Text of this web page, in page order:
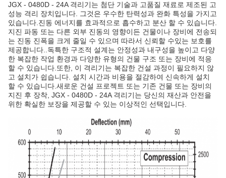
JGX - 0480D - 24A 격리기는 첨단 기술과 고품질 재료로 제조된 고
성능 격리 장치입니다. 그것은 우수한 탄력성과 완화 특성을 가지고
있습니다.진동 에너지를 효과적으로 흡수하고 분산 할 수 있습니다.
지진 파동 또는 다른 외부 진동의 영향이든 건물이나 장비에 전송되
는 진동 진폭을 크게 줄일 수 있으며 따라서 신뢰할 수있는 보호를
제공합니다..독특한 구조적 설계는 안정성과 내구성을 높이고 다양
한 복잡한 작업 환경과 다양한 유형의 건물 구조 또는 장비에 적응
할 수 있습니다.또한, 이 격리기는 복잡한 건설 과정이 필요하지 않
고 설치가 쉽습니다. 설치 시간과 비용을 절감하여 신속하게 설치
할 수 있습니다.새로운 건설 프로젝트 또는 기존 건물 또는 장비의
지진 후 장착, JGX - 0480D - 24A 격리기는 당신의 재산과 안전을
위한 확실한 보장을 제공할 수 있는 이상적인 선택입니다.